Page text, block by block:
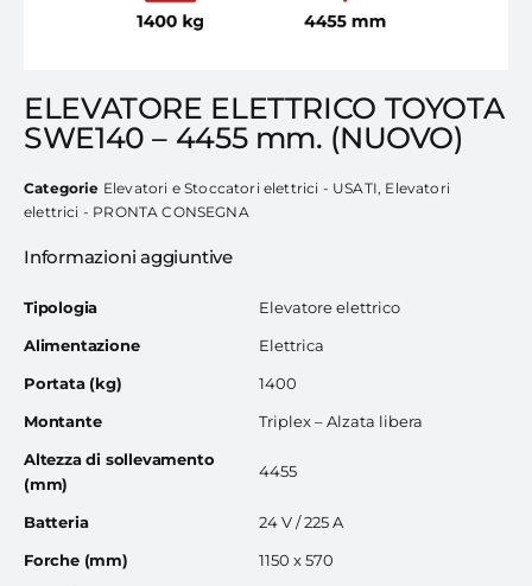
ELEVATORE ELETTRICO TOYOTA
SWE140 – 4455 mm. (NUOVO)
Categorie Elevatori e Stoccatori elettrici - USATI, Elevatori
elettrici - PRONTA CONSEGNA
Informazioni aggiuntive
Tipologia
Elevatore elettrico
Alimentazione
Elettrica
Portata (kg)
1400
Montante
Triplex – Alzata libera
Altezza di sollevamento
(mm)
4455
Batteria
24 V / 225 A
Forche (mm)
1150 x 570